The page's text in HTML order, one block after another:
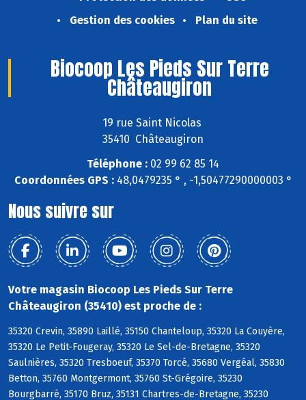
Gestion des cookies
Plan du site
Biocoop Les Pieds Sur Terre
Châteaugiron
19 rue Saint Nicolas
35410 Châteaugiron
Téléphone : 02 99 62 85 14
Coordonnées GPS :48,0479235 ° , -1,50477290000003 °
Nous suivre sur
Votre magasin Biocoop Les Pieds Sur Terre
Châteaugiron (35410) est proche de :
35320 Crevin, 35890 Laillé, 35150 Chanteloup, 35320 La Couyère,
35320 Le Petit-Fougeray, 35320 Le Sel-de-Bretagne, 35320
Saulnières, 35320 Tresboeuf, 35370 Torcé, 35680 Vergéal, 35830
Betton, 35760 Montgermont, 35760 St-Grégoire, 35230
Bourgbarré, 35170 Bruz, 35131 Chartres-de-Bretagne, 35230